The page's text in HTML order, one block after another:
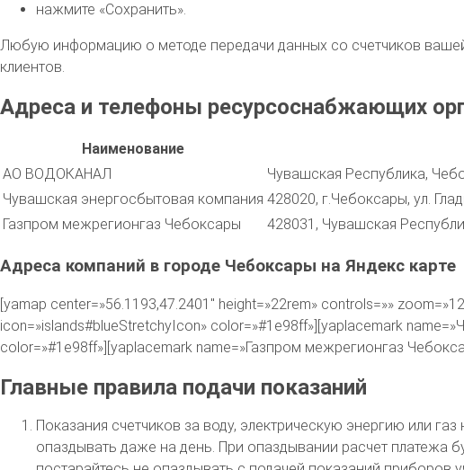
нажмите «Сохранить».
Любую информацию о методе передачи данных со счетчиков
клиентов.
Адреса и телефоны ресурсоснабжающих
Наименование
АО ВОДОКАНАЛ
Чувашская Республика,
Чувашская энергосбытовая компания 428020, г.Чебоксары, ул.
Газпром межрегионгаз Чебоксары
428031, Чувашская
Адреса компаний в городе Чебоксары на Яндекс карте
[yamap center=»56.1193,47.2401″ height=»22rem» controls=»»
icon=»islands#blueStretchyIcon» color=»#1e98ff»][yaplacemark
color=»#1e98ff»][yaplacemark name=»Газпром межрегионгаз
Главные правила подачи показаний
Показания счетчиков за воду, электрическую энергию или
опаздывать даже на день. При опаздывании расчет платежа